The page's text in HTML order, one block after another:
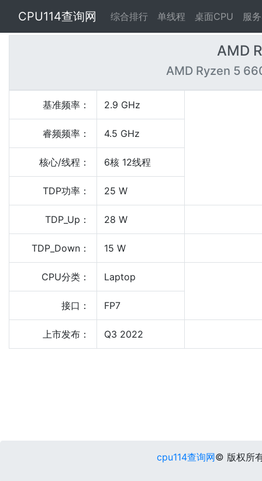
CPU114查询网 综合排行 单线程 桌面CPU 服
AMD
AMD Ryzen 5
基准频率： 2.9 GHz
睿频频率： 4.5 GHz
核心/线程： 6核 12线程
TDP功率： 25 W
TDP_Up： 28 W
TDP_Down： 15 W
CPU分类： Laptop
接口： FP7
上市发布： Q3 2022
cpu114查询网© 版权所